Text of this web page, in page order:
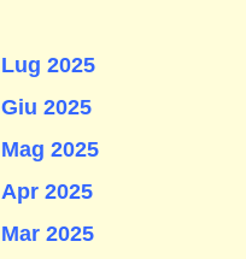
Lug 2025
Giu 2025
Mag 2025
Apr 2025
Mar 2025